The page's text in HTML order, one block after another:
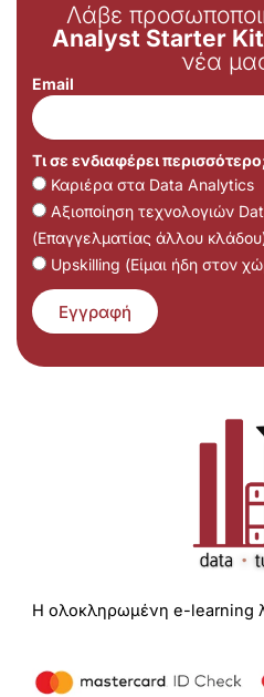
Λάβε
Analyst Starter Kit
νέα
Email
Τι σε ενδιαφέρει
Καριέρα στα Data Analytics
Αξιοποίηση τεχνολογιών
(Επαγγελματίας άλλου
Upskilling (Είμαι ήδη στον
Εγγραφή
Η ολοκληρωμένη e-learning